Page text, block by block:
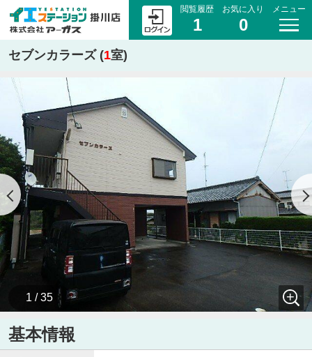
閲覧履歴
1
お気に入り
0
メニュー
セブンカラーズ (1室)
1 / 35
基本情報